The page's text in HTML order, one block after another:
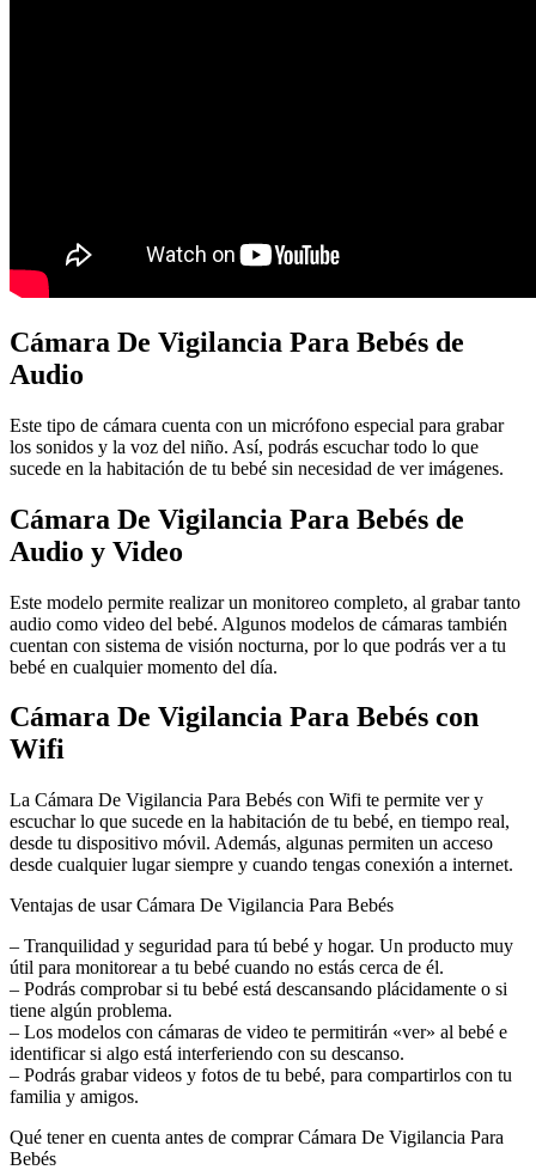
Cámara De Vigilancia Para Bebés de
Audio
Este tipo de cámara cuenta con un micrófono especial para grabar
los sonidos y la voz del niño. Así, podrás escuchar todo lo que
sucede en la habitación de tu bebé sin necesidad de ver imágenes.
Cámara De Vigilancia Para Bebés de
Audio y Video
Este modelo permite realizar un monitoreo completo, al grabar tanto
audio como video del bebé. Algunos modelos de cámaras también
cuentan con sistema de visión nocturna, por lo que podrás ver a tu
bebé en cualquier momento del día.
Cámara De Vigilancia Para Bebés con
Wifi
La Cámara De Vigilancia Para Bebés con Wifi te permite ver y
escuchar lo que sucede en la habitación de tu bebé, en tiempo real,
desde tu dispositivo móvil. Además, algunas permiten un acceso
desde cualquier lugar siempre y cuando tengas conexión a internet.
Ventajas de usar Cámara De Vigilancia Para Bebés
– Tranquilidad y seguridad para tú bebé y hogar. Un producto muy
útil para monitorear a tu bebé cuando no estás cerca de él.
– Podrás comprobar si tu bebé está descansando plácidamente o si
tiene algún problema.
– Los modelos con cámaras de video te permitirán «ver» al bebé e
identificar si algo está interferiendo con su descanso.
– Podrás grabar videos y fotos de tu bebé, para compartirlos con tu
familia y amigos.
Qué tener en cuenta antes de comprar Cámara De Vigilancia Para
Bebés